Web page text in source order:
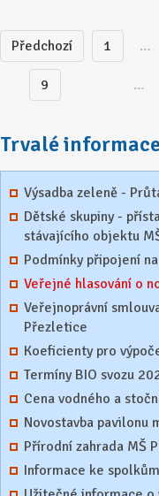
Předchozí 1 …
9 …
Trvalé
Výsadba zeleně -
Dětské skupiny -
stávajícího objektu
Podmínky připojení
Veřejné hlasování o
Veřejnoprávní
Přezletice
Koeficienty pro
Termíny BIO svozu
Cena vodného a
Novostavba pavilonu
Přírodní zahrada MŠ
Informace ke